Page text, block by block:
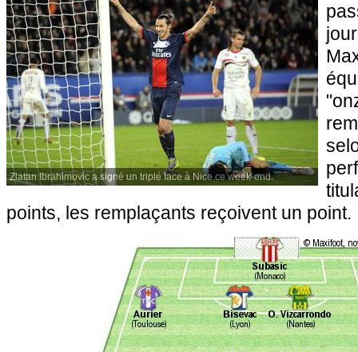
Zlatan Ibrahimovic a signé un triplé face à Nice ce week-end.
points, les remplaçants reçoivent un point.